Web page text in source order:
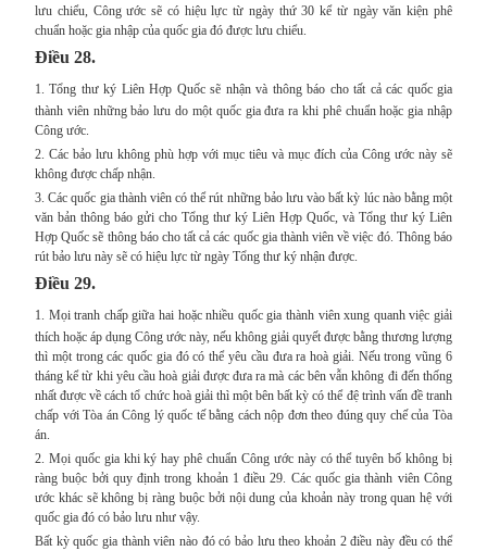
lưu chiểu, Công ước sẽ có hiệu lực từ ngày thứ 30 kể từ ngày văn kiện phê
chuẩn hoặc gia nhập của quốc gia đó được lưu chiểu.
Điều 28.
1.Tổng thư ký Liên Hợp Quốc sẽ nhận và thông báo cho tất cả các quốc gia
thành viên những bảo lưu do một quốc gia đưa ra khi phê chuẩn hoặc gia nhập
Công ước.
2. Các bảo lưu không phù hợp với mục tiêu và mục đích của Công ước này sẽ
không được chấp nhận.
3. Các quốc gia thành viên có thể rút những bảo lưu vào bất kỳ lúc nào bằng một
văn bản thông báo gửi cho Tổng thư ký Liên Hợp Quốc, và Tổng thư ký Liên
Hợp Quốc sẽ thông báo cho tất cả các quốc gia thành viên về việc đó. Thông báo
rút bảo lưu này sẽ có hiệu lực từ ngày Tổng thư ký nhận được.
Điều 29.
1. Mọi tranh chấp giữa hai hoặc nhiều quốc gia thành viên xung quanh việc giải
thích hoặc áp dụng Công ước này, nếu không giải quyết được bằng thương lượng
thì một trong các quốc gia đó có thể yêu cầu đưa ra hoà giải. Nếu trong vũng 6
tháng kể từ khi yêu cầu hoà giải được đưa ra mà các bên vẫn không đi đến thống
nhất được về cách tổ chức hoà giải thì một bên bất kỳ có thể đệ trình vấn đề tranh
chấp với Tòa án Công lý quốc tế bằng cách nộp đơn theo đúng quy chế của Tòa
án.
2. Mọi quốc gia khi ký hay phê chuẩn Công ước này có thể tuyên bố không bị
ràng buộc bởi quy định trong khoản 1 điều 29. Các quốc gia thành viên Công
ước khác sẽ không bị ràng buộc bởi nội dung của khoản này trong quan hệ với
quốc gia đó có bảo lưu như vậy.
Bất kỳ quốc gia thành viên nào đó có bảo lưu theo khoản 2 điều này đều có thể